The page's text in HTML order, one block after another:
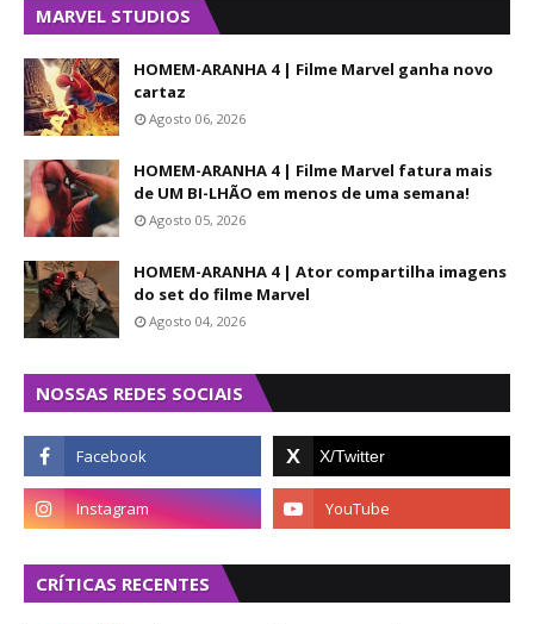
MARVEL STUDIOS
HOMEM-ARANHA 4 | Filme Marvel ganha novo
cartaz
Agosto 06, 2026
HOMEM-ARANHA 4 | Filme Marvel fatura mais
de UM BI-LHÃO em menos de uma semana!
Agosto 05, 2026
HOMEM-ARANHA 4 | Ator compartilha imagens
do set do filme Marvel
Agosto 04, 2026
NOSSAS REDES SOCIAIS
CRÍTICAS RECENTES